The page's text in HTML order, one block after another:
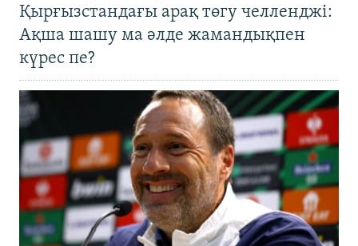
Қырғызстандағы арақ төгу челленджі:
Ақша шашу ма әлде жамандықпен
күрес пе?